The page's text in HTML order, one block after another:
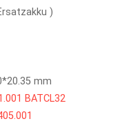
)
mm
BATCL32